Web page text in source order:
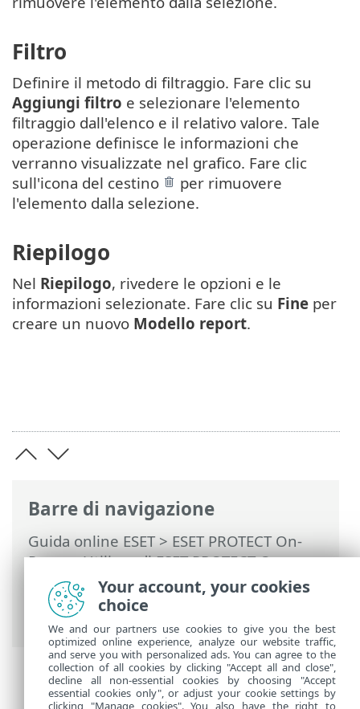
Barre di navigazione
Guida online ESET> ESET PROTECT On-
Prem>Utilizzo di ESET PROTECT On-
Prem>
ESET PROTECT On-Prem Menu
principale >Report
> Crea un nuovo
modello di report
Filtro
Definire il metodo di filtraggio. Fare clic su
Aggiungi filtro e selezionare l'elemento
filtraggio dall'elenco e il relativo valore. Tale
operazione definisce le informazioni che
verranno visualizzate nel grafico. Fare clic
sull'icona del cestino
per rimuovere
l'elemento dalla selezione.
Riepilogo
Nel Riepilogo, rivedere le opzioni e le
informazioni selezionate. Fare clic su Fine per
creare un nuovo Modello report.
Your account, your cookies
choice
We and our partners use cookies to give you the best
optimized online experience, analyze our website traffic,
and serve you with personalized ads. You can agree to the
collection of all cookies by clicking "Accept all and close",
decline all non-essential cookies by choosing "Accept
essential cookies only", or adjust your cookie settings by
clicking "Manage cookies". You also have the right to